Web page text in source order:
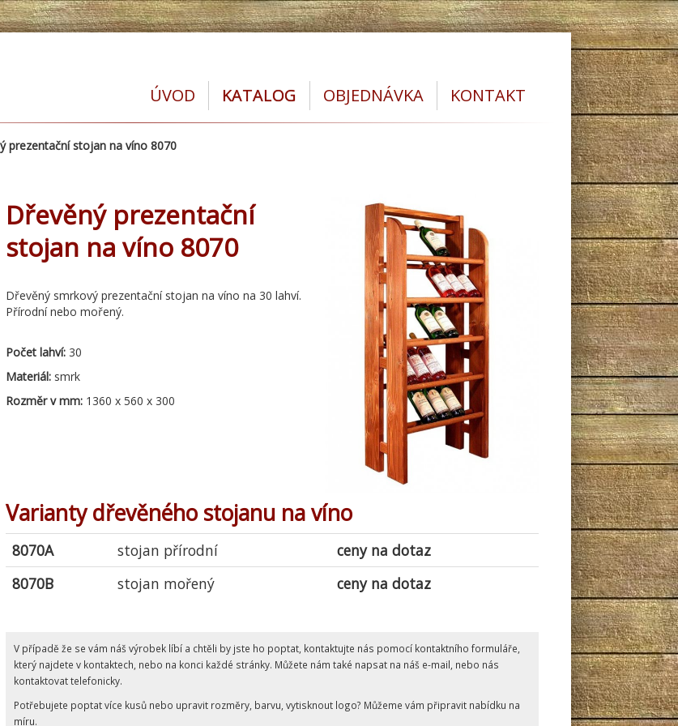
ÚVOD KATALOG OBJEDNÁVKA KONTAKT
prezentační stojan na víno 8070
Dřevěný prezentační
stojan na víno 8070
Dřevěný smrkový prezentační stojan na víno na 30 lahví.
Přírodní nebo mořený.
Počet lahví:30
Materiál:smrk
Rozměr v mm:1360 x 560 x 300
Varianty dřevěného stojanu na víno
8070A stojan přírodní
ceny na dotaz
8070B
stojan mořený ceny na dotaz
V případě že se vám náš výrobek líbí a chtěli by jste ho poptat, kontaktujte nás pomocí kontaktního formuláře,
který najdete v kontaktech, nebo na konci každé stránky. Můžete nám také napsat na náš e-mail, nebo nás
kontaktovat telefonicky.
Potřebujete poptat více kusů nebo upravit rozměry, barvu, vytisknout logo? Můžeme vám připravit nabídku na
míru.